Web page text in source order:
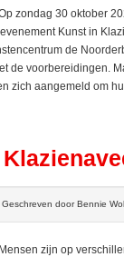
zondag 30 oktober
Kunst in
de
de voorbereidingen.
zich aangemeld om
door Bennie
zijn op